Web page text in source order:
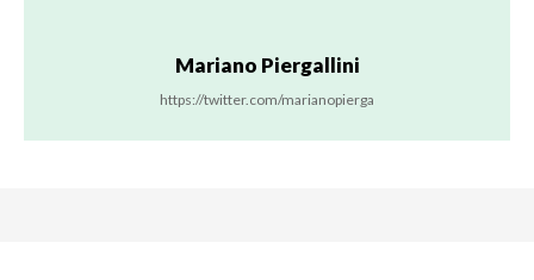
Mariano Piergallini
https://twitter.com/marianopierga